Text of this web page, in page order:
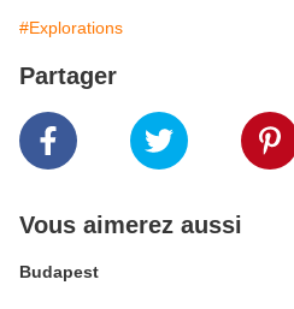
#Explorations
Partager
Vous aimerez aussi
Budapest